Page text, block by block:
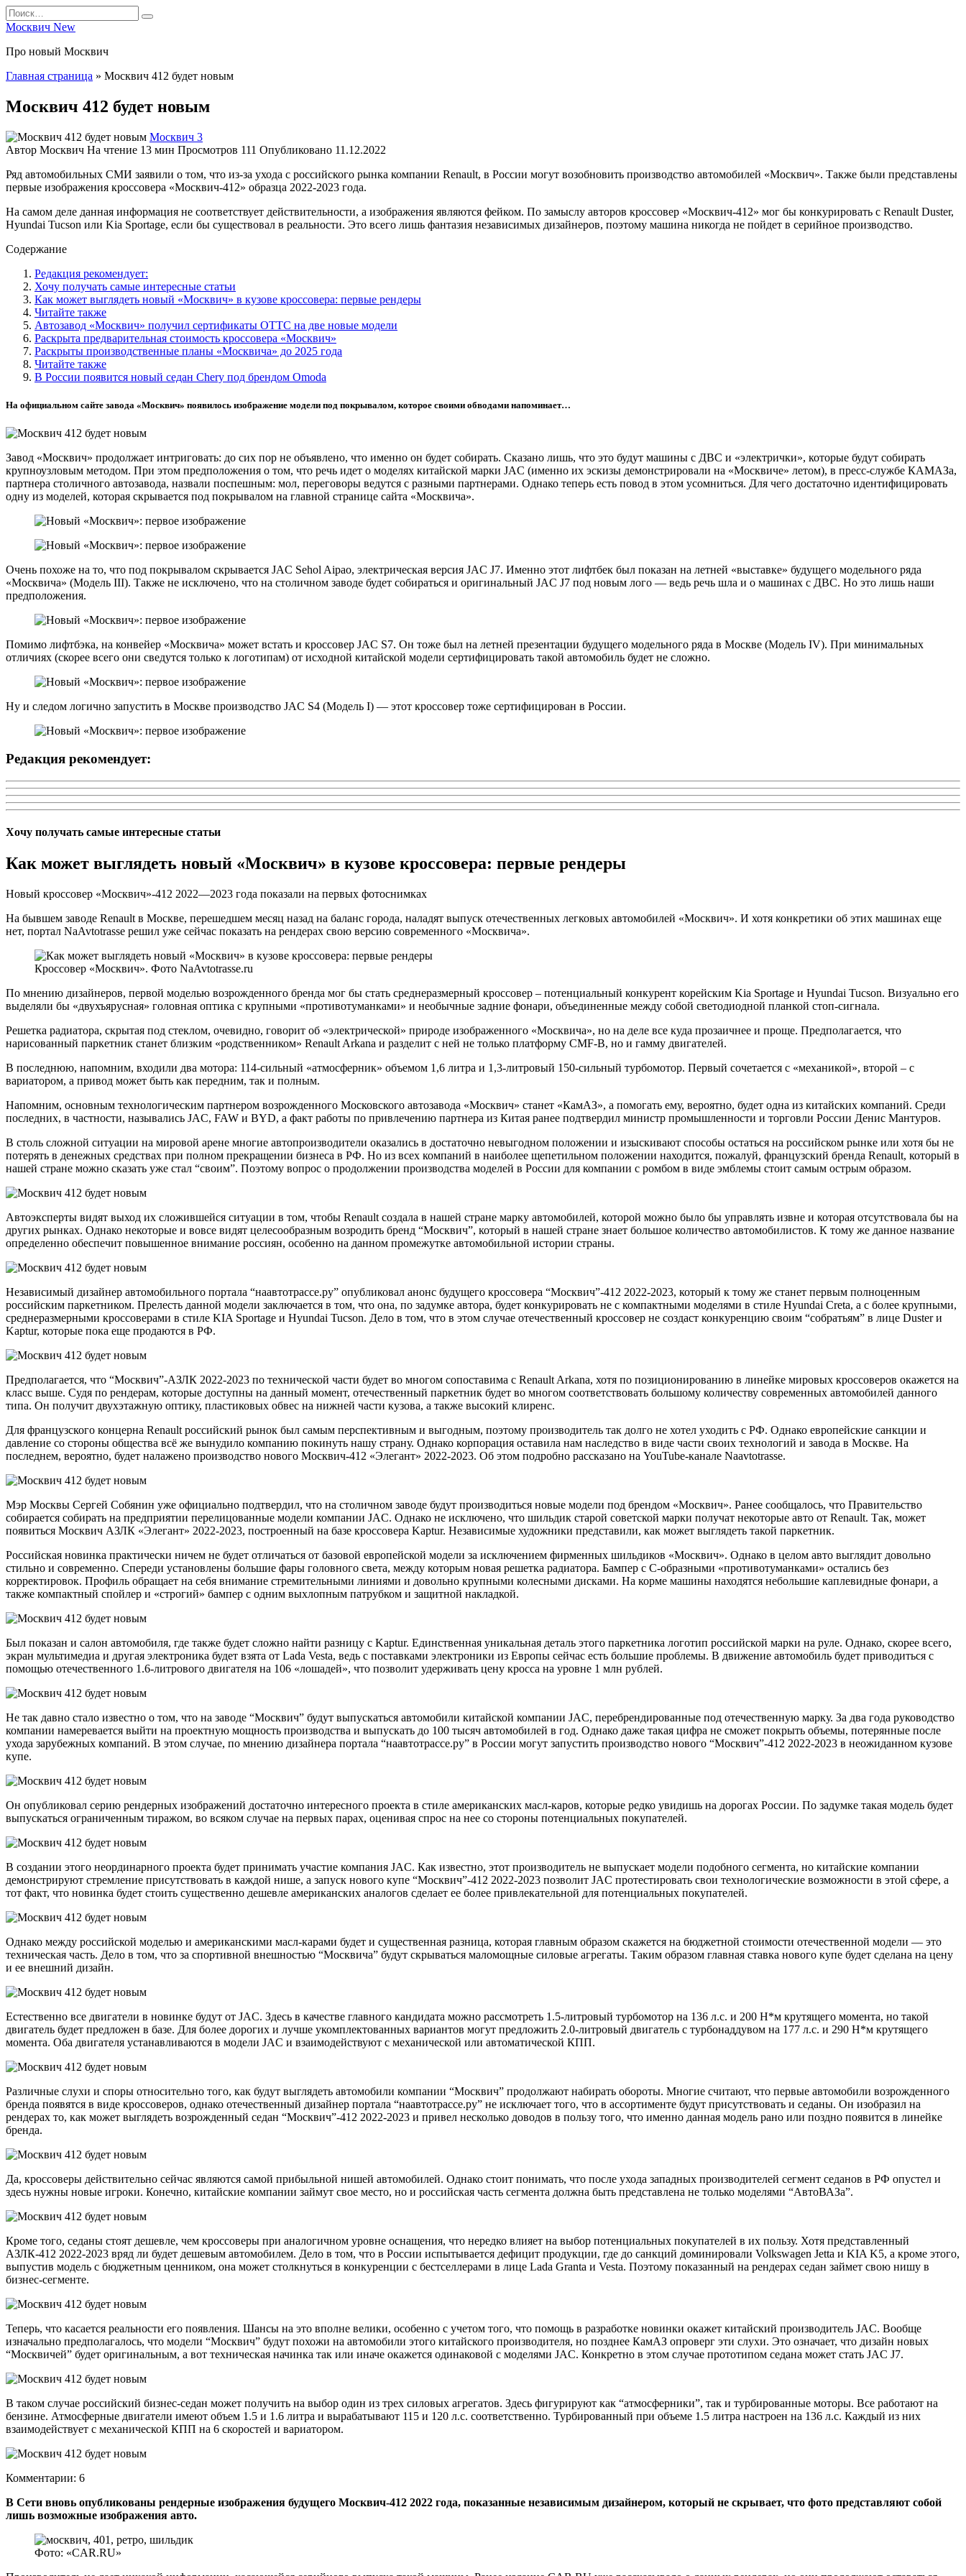
Перейти
к
Search
for:
Москвич New
Про новый Москвич
Главная страница » Москвич 412 будет новым
Москвич 412 будет новым
Москвич 3
Автор Москвич На чтение 13 мин Просмотров 111 Опубликовано 11.12.2022
Ряд автомобильных СМИ заявили о том, что из-за ухода с российского рынка компании Renault, в России могут возобновить производство автомобилей «Москвич». Также были представлены
первые изображения кроссовера «Москвич-412» образца 2022-2023 года.
На самом деле данная информация не соответствует действительности, а изображения являются фейком. По замыслу авторов кроссовер «Москвич-412» мог бы конкурировать с Renault Duster,
Hyundai Tucson или Kia Sportage, если бы существовал в реальности. Это всего лишь фантазия независимых дизайнеров, поэтому машина никогда не пойдет в серийное производство.
Содержание
Редакция рекомендует:
Хочу получать самые интересные статьи
Как может выглядеть новый «Москвич» в кузове кроссовера: первые рендеры
Читайте также
Автозавод «Москвич» получил сертификаты ОТТС на две новые модели
Раскрыта предварительная стоимость кроссовера «Москвич»
Раскрыты производственные планы «Москвича» до 2025 года
Читайте также
В России появится новый седан Chery под брендом Omoda
На официальном сайте завода «Москвич» появилось изображение модели под покрывалом, которое своими обводами напоминает…
Завод «Москвич» продолжает интриговать: до сих пор не объявлено, что именно он будет собирать. Сказано лишь, что это будут машины с ДВС и «электрички», которые будут собирать
крупноузловым методом. При этом предположения о том, что речь идет о моделях китайской марки JAC (именно их эскизы демонстрировали на «Москвиче» летом), в пресс-службе КАМАЗа,
партнера столичного автозавода, назвали поспешным: мол, переговоры ведутся с разными партнерами. Однако теперь есть повод в этом усомниться. Для чего достаточно идентифицировать
одну из моделей, которая скрывается под покрывалом на главной странице сайта «Москвича».
Очень похоже на то, что под покрывалом скрывается JAC Sehol Aipao, электрическая версия JAC J7. Именно этот лифтбек был показан на летней «выставке» будущего модельного ряда
«Москвича» (Модель III). Также не исключено, что на столичном заводе будет собираться и оригинальный JAC J7 под новым лого — ведь речь шла и о машинах с ДВС. Но это лишь наши
предположения.
Помимо лифтбэка, на конвейер «Москвича» может встать и кроссовер JAC S7. Он тоже был на летней презентации будущего модельного ряда в Москве (Модель IV). При минимальных
отличиях (скорее всего они сведутся только к логотипам) от исходной китайской модели сертифицировать такой автомобиль будет не сложно.
Ну и следом логично запустить в Москве производство JAC S4 (Модель I) — этот кроссовер тоже сертифицирован в России.
Редакция рекомендует:
Хочу получать самые интересные статьи
Как может выглядеть новый «Москвич» в кузове кроссовера: первые рендеры
Новый кроссовер «Москвич»-412 2022—2023 года показали на первых фотоснимках
На бывшем заводе Renault в Москве, перешедшем месяц назад на баланс города, наладят выпуск отечественных легковых автомобилей «Москвич». И хотя конкретики об этих машинах еще
нет, портал NaAvtotrasse решил уже сейчас показать на рендерах свою версию современного «Москвича».
Кроссовер «Москвич». Фото NaAvtotrasse.ru
По мнению дизайнеров, первой моделью возрожденного бренда мог бы стать среднеразмерный кроссовер – потенциальный конкурент корейским Kia Sportage и Hyundai Tucson. Визуально его
выделяли бы «двухъярусная» головная оптика с крупными «противотуманками» и необычные задние фонари, объединенные между собой светодиодной планкой стоп-сигнала.
Решетка радиатора, скрытая под стеклом, очевидно, говорит об «электрической» природе изображенного «Москвича», но на деле все куда прозаичнее и проще. Предполагается, что
нарисованный паркетник станет близким «родственником» Renault Arkana и разделит с ней не только платформу CMF-B, но и гамму двигателей.
В последнюю, напомним, входили два мотора: 114-сильный «атмосферник» объемом 1,6 литра и 1,3-литровый 150-сильный турбомотор. Первый сочетается с «механикой», второй – с
вариатором, а привод может быть как передним, так и полным.
Напомним, основным технологическим партнером возрожденного Московского автозавода «Москвич» станет «КамАЗ», а помогать ему, вероятно, будет одна из китайских компаний. Среди
последних, в частности, назывались JAC, FAW и BYD, а факт работы по привлечению партнера из Китая ранее подтвердил министр промышленности и торговли России Денис Мантуров.
В столь сложной ситуации на мировой арене многие автопроизводители оказались в достаточно невыгодном положении и изыскивают способы остаться на российском рынке или хотя бы не
потерять в денежных средствах при полном прекращении бизнеса в РФ. Но из всех компаний в наиболее щепетильном положении находится, пожалуй, французский бренда Renault, который в
нашей стране можно сказать уже стал “своим”. Поэтому вопрос о продолжении производства моделей в России для компании с ромбом в виде эмблемы стоит самым острым образом.
Автоэксперты видят выход их сложившейся ситуации в том, чтобы Renault создала в нашей стране марку автомобилей, которой можно было бы управлять извне и которая отсутствовала бы на
других рынках. Однако некоторые и вовсе видят целесообразным возродить бренд “Москвич”, который в нашей стране знает большое количество автомобилистов. К тому же данное название
определенно обеспечит повышенное внимание россиян, особенно на данном промежутке автомобильной истории страны.
Независимый дизайнер автомобильного портала “наавтотрассе.ру” опубликовал анонс будущего кроссовера “Москвич”-412 2022-2023, который к тому же станет первым полноценным
российским паркетником. Прелесть данной модели заключается в том, что она, по задумке автора, будет конкурировать не с компактными моделями в стиле Hyundai Creta, а с более крупными,
среднеразмерными кроссоверами в стиле KIA Sportage и Hyundai Tucson. Дело в том, что в этом случае отечественный кроссовер не создаст конкуренцию своим “собратьям” в лице Dusterи
Kaptur, которые пока еще продаются в РФ.
Предполагается, что “Москвич”-АЗЛК 2022-2023 по технической части будет во многом сопоставима с Renault Arkana, хотя по позиционированию в линейке мировых кроссоверов окажется на
класс выше. Судя по рендерам, которые доступны на данный момент, отечественный паркетник будет во многом соответствовать большому количеству современных автомобилей данного
типа. Он получит двухэтажную оптику, пластиковых обвес на нижней части кузова, а также высокий клиренс.
Для французского концерна Renault российский рынок был самым перспективным и выгодным, поэтому производитель так долго не хотел уходить с РФ. Однако европейские санкции и
давление со стороны общества всё же вынудило компанию покинуть нашу страну. Однако корпорация оставила нам наследство в виде части своих технологий и завода в Москве. На
последнем, вероятно, будет налажено производство нового Москвич-412 «Элегант» 2022-2023. Об этом подробно рассказано на YouTube-канале Naavtotrasse.
Мэр Москвы Сергей Собянин уже официально подтвердил, что на столичном заводе будут производиться новые модели под брендом «Москвич». Ранее сообщалось, что Правительство
собирается собирать на предприятии перелицованные модели компании JAC. Однако не исключено, что шильдик старой советской марки получат некоторые авто от Renault. Так, может
появиться Москвич АЗЛК «Элегант» 2022-2023, построенный на базе кроссовера Kaptur. Независимые художники представили, как может выглядеть такой паркетник.
Российская новинка практически ничем не будет отличаться от базовой европейской модели за исключением фирменных шильдиков «Москвич». Однако в целом авто выглядит довольно
стильно и современно. Спереди установлены большие фары головного света, между которым новая решетка радиатора. Бампер с С-образными «противотуманками» остались без
корректировок. Профиль обращает на себя внимание стремительными линиями и довольно крупными колесными дисками. На корме машины находятся небольшие каплевидные фонари, а
также компактный спойлер и «строгий» бампер с одним выхлопным патрубком и защитной накладкой.
Был показан и салон автомобиля, где также будет сложно найти разницу с Kaptur. Единственная уникальная деталь этого паркетника логотип российской марки на руле. Однако, скорее всего,
экран мультимедиа и другая электроника будет взята от Lada Vesta, ведь с поставками электроники из Европы сейчас есть большие проблемы. В движение автомобиль будет приводиться с
помощью отечественного 1.6-литрового двигателя на 106 «лошадей», что позволит удерживать цену кросса на уровне 1 млн рублей.
Не так давно стало известно о том, что на заводе “Москвич” будут выпускаться автомобили китайской компании JAC, перебрендированные под отечественную марку. За два года руководство
компании намеревается выйти на проектную мощность производства и выпускать до 100 тысяч автомобилей в год. Однако даже такая цифра не сможет покрыть объемы, потерянные после
ухода зарубежных компаний. В этом случае, по мнению дизайнера портала “наавтотрассе.ру” в России могут запустить производство нового “Москвич”-412 2022-2023 в неожиданном кузове
купе.
Он опубликовал серию рендерных изображений достаточно интересного проекта в стиле американских масл-каров, которые редко увидишь на дорогах России. По задумке такая модель будет
выпускаться ограниченным тиражом, во всяком случае на первых парах, оценивая спрос на нее со стороны потенциальных покупателей.
В создании этого неординарного проекта будет принимать участие компания JAC. Как известно, этот производитель не выпускает модели подобного сегмента, но китайские компании
демонстрируют стремление присутствовать в каждой нише, а запуск нового купе “Москвич”-412 2022-2023 позволит JAC протестировать свои технологические возможности в этой сфере, а
тот факт, что новинка будет стоить существенно дешевле американских аналогов сделает ее более привлекательной для потенциальных покупателей.
Однако между российской моделью и американскими масл-карами будет и существенная разница, которая главным образом скажется на бюджетной стоимости отечественной модели — это
техническая часть. Дело в том, что за спортивной внешностью “Москвича” будут скрываться маломощные силовые агрегаты. Таким образом главная ставка нового купе будет сделана на цену
и ее внешний дизайн.
Естественно все двигатели в новинке будут от JAC. Здесь в качестве главного кандидата можно рассмотреть 1.5-литровый турбомотор на 136 л.с. и 200 Н*м крутящего момента, но такой
двигатель будет предложен в базе. Для более дорогих и лучше укомплектованных вариантов могут предложить 2.0-литровый двигатель с турбонаддувом на 177 л.с. и 290 Н*м крутящего
момента. Оба двигателя устанавливаются в модели JAC и взаимодействуют с механической или автоматической КПП.
Различные слухи и споры относительно того, как будут выглядеть автомобили компании “Москвич” продолжают набирать обороты. Многие считают, что первые автомобили возрожденного
бренда появятся в виде кроссоверов, однако отечественный дизайнер портала “наавтотрассе.ру” не исключает того, что в ассортименте будут присутствовать и седаны. Он изобразил на
рендерах то, как может выглядеть возрожденный седан “Москвич”-412 2022-2023 и привел несколько доводов в пользу того, что именно данная модель рано или поздно появится в линейке
бренда.
Да, кроссоверы действительно сейчас являются самой прибыльной нишей автомобилей. Однако стоит понимать, что после ухода западных производителей сегмент седанов в РФ опустел и
здесь нужны новые игроки. Конечно, китайские компании займут свое место, но и российская часть сегмента должна быть представлена не только моделями “АвтоВАЗа”.
Кроме того, седаны стоят дешевле, чем кроссоверы при аналогичном уровне оснащения, что нередко влияет на выбор потенциальных покупателей в их пользу. Хотя представленный
АЗЛК-412 2022-2023 вряд ли будет дешевым автомобилем. Дело в том, что в России испытывается дефицит продукции, где до санкций доминировали Volkswagen Jetta и KIA K5, а кроме этого,
выпустив модель с бюджетным ценником, она может столкнуться в конкуренции с бестселлерами в лице Lada Granta и Vesta. Поэтому показанный на рендерах седан займет свою нишу в
бизнес-сегменте.
Теперь, что касается реальности его появления. Шансы на это вполне велики, особенно с учетом того, что помощь в разработке новинки окажет китайский производитель JAC. Вообще
изначально предполагалось, что модели “Москвич” будут похожи на автомобили этого китайского производителя, но позднее КамАЗ опроверг эти слухи. Это означает, что дизайн новых
“Москвичей” будет оригинальным, а вот техническая начинка так или иначе окажется одинаковой с моделями JAC. Конкретно в этом случае прототипом седана может стать JAC J7.
В таком случае российский бизнес-седан может получить на выбор один из трех силовых агрегатов. Здесь фигурируют как “атмосферники”, так и турбированные моторы. Все работают на
бензине. Атмосферные двигатели имеют объем 1.5 и 1.6 литра и вырабатывают 115 и 120 л.с. соответственно. Турбированный при объеме 1.5 литра настроен на 136 л.с. Каждый из них
взаимодействует с механической КПП на 6 скоростей и вариатором.
Комментарии: 6
В Сети вновь опубликованы рендерные изображения будущего Москвич-412 2022 года, показанные независимым дизайнером, который не скрывает, что фото представляют собой
лишь возможные изображения авто.
Фото: «CAR.RU»